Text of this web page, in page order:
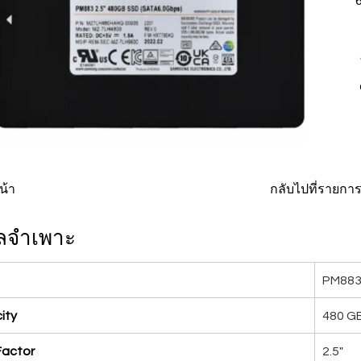
า กลับไปที่รายการ
ำเพาะ
PM883
480
2.5"